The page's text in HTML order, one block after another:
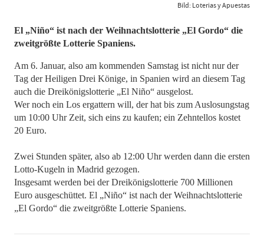
Bild: Loterias y Apuestas
El „Niño“ ist nach der Weihnachtslotterie „El Gordo“ die
zweitgrößte Lotterie Spaniens.
Am 6. Januar, also am kommenden Samstag ist nicht nur der
Tag der Heiligen Drei Könige, in Spanien wird an diesem Tag
auch die Dreikönigslotterie „El Niño“ ausgelost.
Wer noch ein Los ergattern will, der hat bis zum Auslosungstag
um 10:00 Uhr Zeit, sich eins zu kaufen; ein Zehntellos kostet
20 Euro.
Zwei Stunden später, also ab 12:00 Uhr werden dann die ersten
Lotto-Kugeln in Madrid gezogen.
Insgesamt werden bei der Dreikönigslotterie 700 Millionen
Euro ausgeschüttet. El „Niño“ ist nach der Weihnachtslotterie
„El Gordo“ die zweitgrößte Lotterie Spaniens.